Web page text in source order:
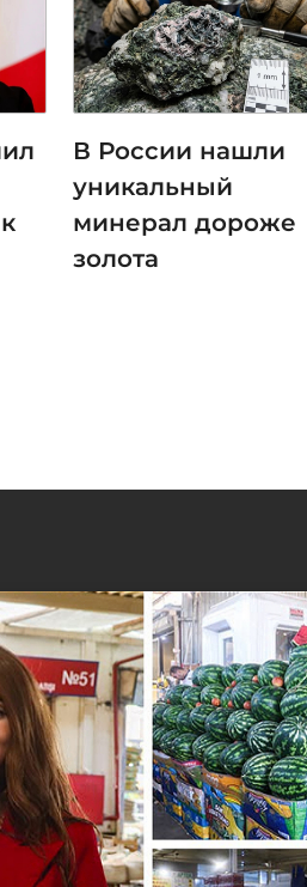
В России нашли
уникальный
минерал дороже
золота